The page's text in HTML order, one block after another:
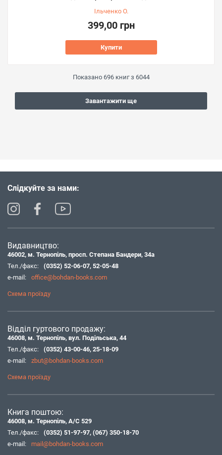
Ільченко О.
399,00 грн
Купити
Показано 696книг з 6044
Завантажити ще
Слідкуйте за нами:
Видавництво:
46002, м. Тернопіль, просп. Степана Бандери, 34а
Тел./факс:
(0352) 52-06-07, 52-05-48
e-mail:
office@bohdan-books.com
Схема проїзду
Відділ гуртового продажу:
46008, м. Тернопіль, вул. Подільська, 44
Тел./факс:
(0352) 43-00-46, 25-18-09
e-mail:
zbut@bohdan-books.com
Схема проїзду
Книга поштою:
46008, м. Тернопіль, А/С 529
Тел./факс:
(0352) 51-97-97, (067) 350-18-70
e-mail:
mail@bohdan-books.com